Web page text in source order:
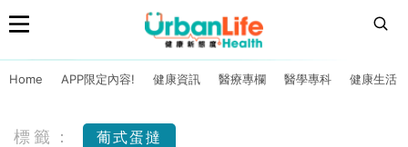
Home APP限定內容! 健康資訊 醫療專欄 醫學專科 健康生活
標籤： 葡式蛋撻